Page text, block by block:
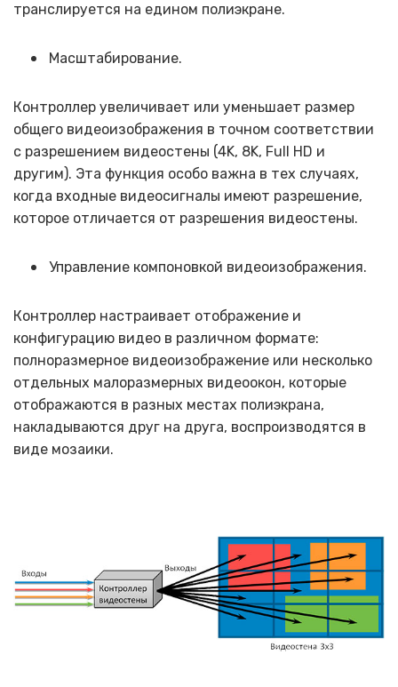
транслируется на едином полиэкране.
Масштабирование.
Контроллер увеличивает или уменьшает размер
общего видеоизображения в точном соответствии
с разрешением видеостены (4K, 8K, Full HD и
другим). Эта функция особо важна в тех случаях,
когда входные видеосигналы имеют разрешение,
которое отличается от разрешения видеостены.
Управление компоновкой видеоизображения.
Контроллер настраивает отображение и
конфигурацию видео в различном формате:
полноразмерное видеоизображение или несколько
отдельных малоразмерных видеоокон, которые
отображаются в разных местах полиэкрана,
накладываются друг на друга, воспроизводятся в
виде мозаики.